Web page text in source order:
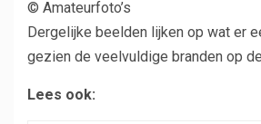
© Amateurfoto’s
Dergelijke beelden lijken op wat er
gezien de veelvuldige branden op
Lees ook: